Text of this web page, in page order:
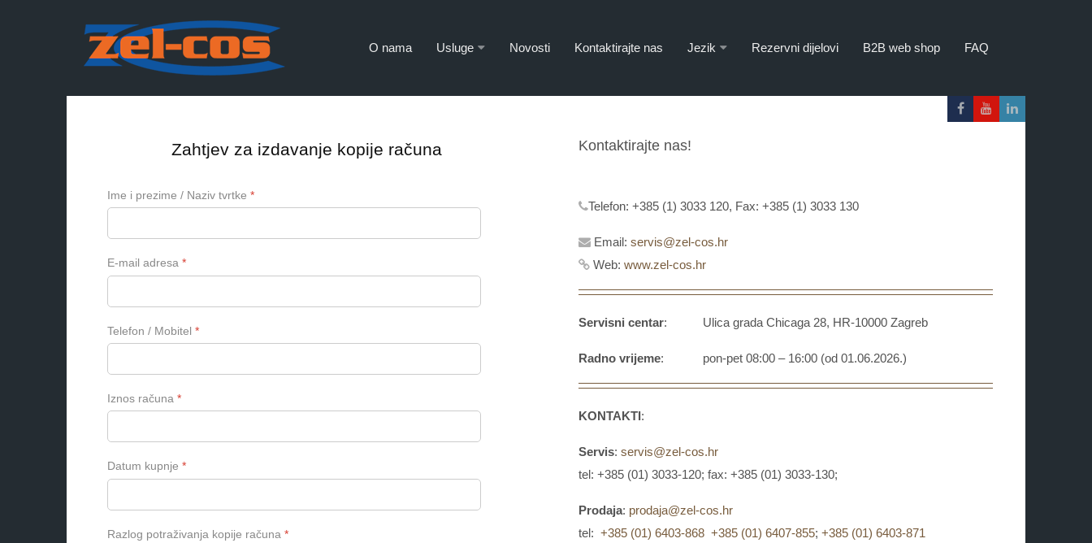
O nama Usluge Novosti Kontaktirajte nas Jezik Rezervni dijelovi B2B web shop FAQ
Kontaktirajte nas!
Telefon: +385 (1) 3033 120, Fax: +385 (1) 3033 130
Email: servis@zel-cos.hr
Web: www.zel-cos.hr
Servisni centar: Ulica grada Chicaga 28, HR-10000 Zagreb
Radno vrijeme: pon-pet 08:00 – 16:00 (od 01.06.2026.)
KONTAKTI:
Servis: servis@zel-cos.hr
tel: +385 (01) 3033-120; fax: +385 (01) 3033-130;
Prodaja: prodaja@zel-cos.hr
tel: +385 (01) 6403-868 +385 (01) 6407-855; +385 (01) 6403-871
Zahtjev za izdavanje kopije računa
Ime i prezime / Naziv tvrtke *
E-mail adresa *
Telefon / Mobitel *
Iznos računa *
Datum kupnje *
Razlog potraživanja kopije računa *